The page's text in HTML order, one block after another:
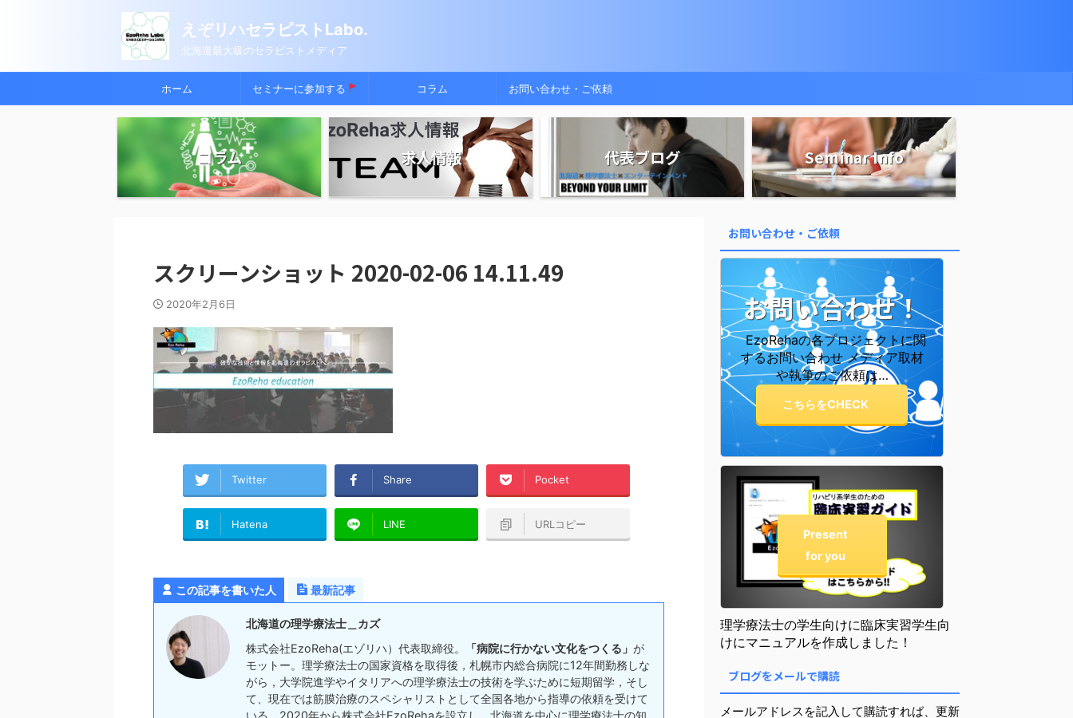
えぞリハセラピストLabo.
北海道最大級のセラピストメディア
ホーム セミナーに参加する コラム お問い合わせ・ご依頼
コラム 求人情報 代表ブログ Seminar Info
スクリーンショット 2020-02-06 14.11.49
2020年2月6日
Twitter Share Pocket
Hatena LINE URLコピー
この記事を書いた人 最新記事
北海道の理学療法士＿カズ
株式会社EzoReha(エゾリハ）代表取締役。
「病院に行かない文化をつくる」 が
モットー。理学療法士の国家資格を取得後，札幌市内総合病院に12年間勤務しな
がら，大学院進学やイタリアへの理学療法士の技術を学ぶために短期留学，そし
て、現在では筋膜治療のスペシャリストとして全国各地から指導の依頼を受けて
いる。2020年から株式会社EzoRehaを設立し、北海道を中心に理学療法士の知
お問い合わせ・ご依頼
お問い合わせ！
EzoRehaの各プロジェクトに関
するお問い合わせ メディア取材
や執筆のご依頼は…
こちらをCHECK
Present
for you
理学療法士の学生向けに臨床実習学生向
けにマニュアルを作成しました！
ブログをメールで購読
メールアドレスを記入して購読すれば、更新